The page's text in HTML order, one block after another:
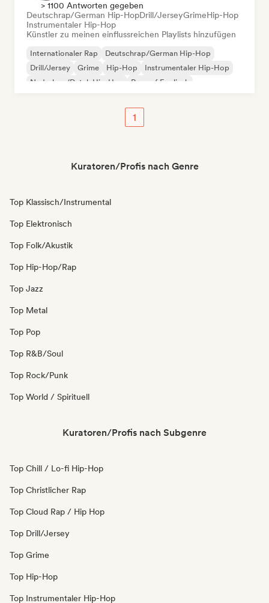
> 1100 Antworten gegeben
Deutschrap/German Hip-HopDrill/JerseyGrimeHip-Hop
Instrumentaler Hip-Hop
Künstler zu meinen einflussreichen Playlists hinzufügen
Internationaler Rap
Deutschrap/German Hip-Hop
Drill/Jersey
Grime Hip-Hop
Instrumentaler Hip-Hop
Nederhop/Dutch Hip-Hop
Rap auf Englisch
1
Kuratoren/Profis nach Genre
Top Klassisch/Instrumental
Top Elektronisch
Top Folk/Akustik
Top Hip-Hop/Rap
Top Jazz
Top Metal
Top Pop
Top R&B/Soul
Top Rock/Punk
Top World / Spirituell
Kuratoren/Profis nach Subgenre
Top Chill / Lo-fi Hip-Hop
Top Christlicher Rap
Top Cloud Rap / Hip Hop
Top Drill/Jersey
Top Grime
Top Hip-Hop
Top Instrumentaler Hip-Hop